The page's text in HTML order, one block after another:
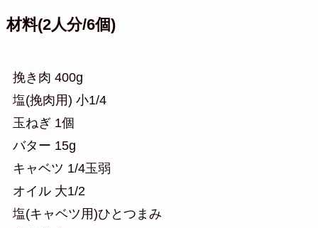
材料(2人分/6個)
挽き肉 400g
塩(挽肉用) 小1/4
玉ねぎ 1個
バター 15g
キャベツ 1/4玉弱
オイル 大1/2
塩(キャベツ用)ひとつまみ